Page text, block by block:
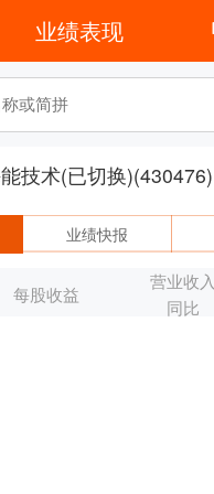
业绩表现
技术(已切换)(430476)
业绩快报
每股收益
营业收入
同比